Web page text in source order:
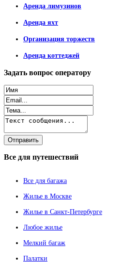
Аренда лимузинов
Аренда яхт
Организация торжеств
Аренда коттеджей
Задать вопрос оператору
Все для путешествий
Все для багажа
Жилье в Москве
Жилье в Санкт-Петербурге
Любое жилье
Мелкий багаж
Палатки